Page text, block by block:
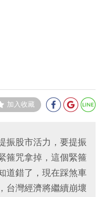
加入收藏
振股市活力，要提振
箍咒拿掉，這個緊箍
道錯了，現在踩煞車
台灣經濟將繼續崩壞